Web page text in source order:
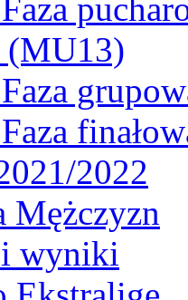
(MU13)
2022
Mężczyzn
i wyniki